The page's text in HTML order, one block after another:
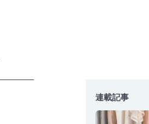
連載記事